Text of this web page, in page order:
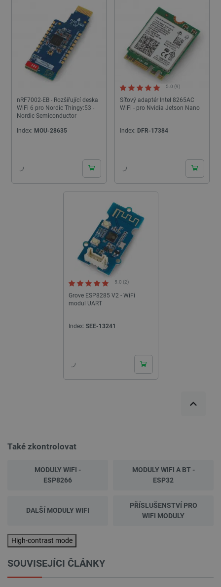
nRF7002-EB - Rozšiřující deska
WiFi 6 pro Nordic Thingy:53 -
Nordic Semiconductor
Index: MOU-28635
Síťový adaptér Intel 8265AC
WiFi - pro Nvidia Jetson Nano
5.0 (9)
Index: DFR-17384
Grove ESP8285 V2 - WiFi
modul UART
5.0 (2)
Index: SEE-13241
Také zkontrolovat
MODULY WIFI -
ESP8266
MODULY WIFI A BT -
ESP32
DALŠÍ MODULY WIFI
PŘÍSLUŠENSTVÍ PRO
WIFI MODULY
High-contrast mode
SOUVISEJÍCI ČLÁNKY